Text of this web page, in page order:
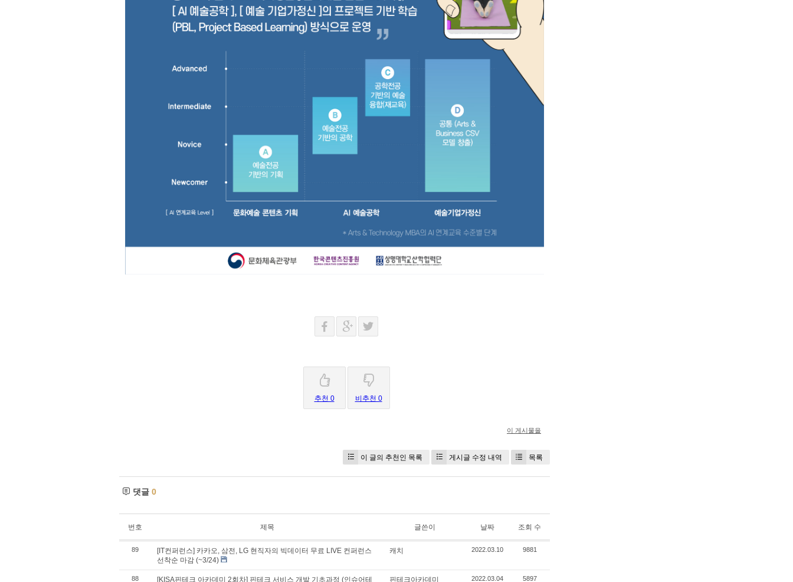
추천 0 비추천 0
이 게시물을
이 글의 추천인 목록 게시글 수정 내역 목록
댓글 0
번호 제목 글쓴이 날짜 조회 수
89
[IT컨퍼런스] 카카오, 삼전, LG 현직자의 빅데이터 무료 LIVE 컨퍼런스
선착순 마감 (~3/24)
캐치 2022.03.10 9881
88
[KISA핀테크 아카데미 2회차] 핀테크 서비스 개발 기초과정 (인슈어테
핀테크아카데미 2022.03.04 5897